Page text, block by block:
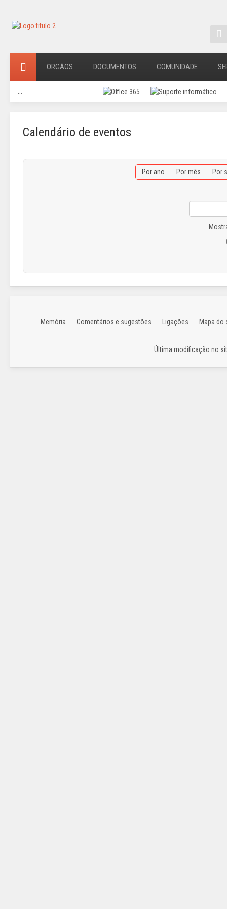
ORGÃOS DOCUMENTOS COMUNIDADE
Calendário de eventos
Por ano Por mês Por
Memória Comentários e sugestões Ligações Mapa do
Última modificação no